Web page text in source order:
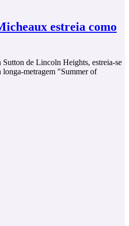
estreia como
de Lincoln Heights, estreia-se
longa-metragem "Summer of